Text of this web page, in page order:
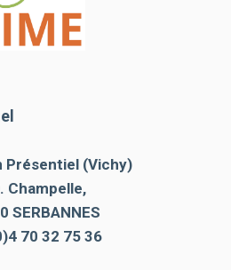
Présentiel (Vichy)
Champelle,
SERBANNES
70 32 75 36